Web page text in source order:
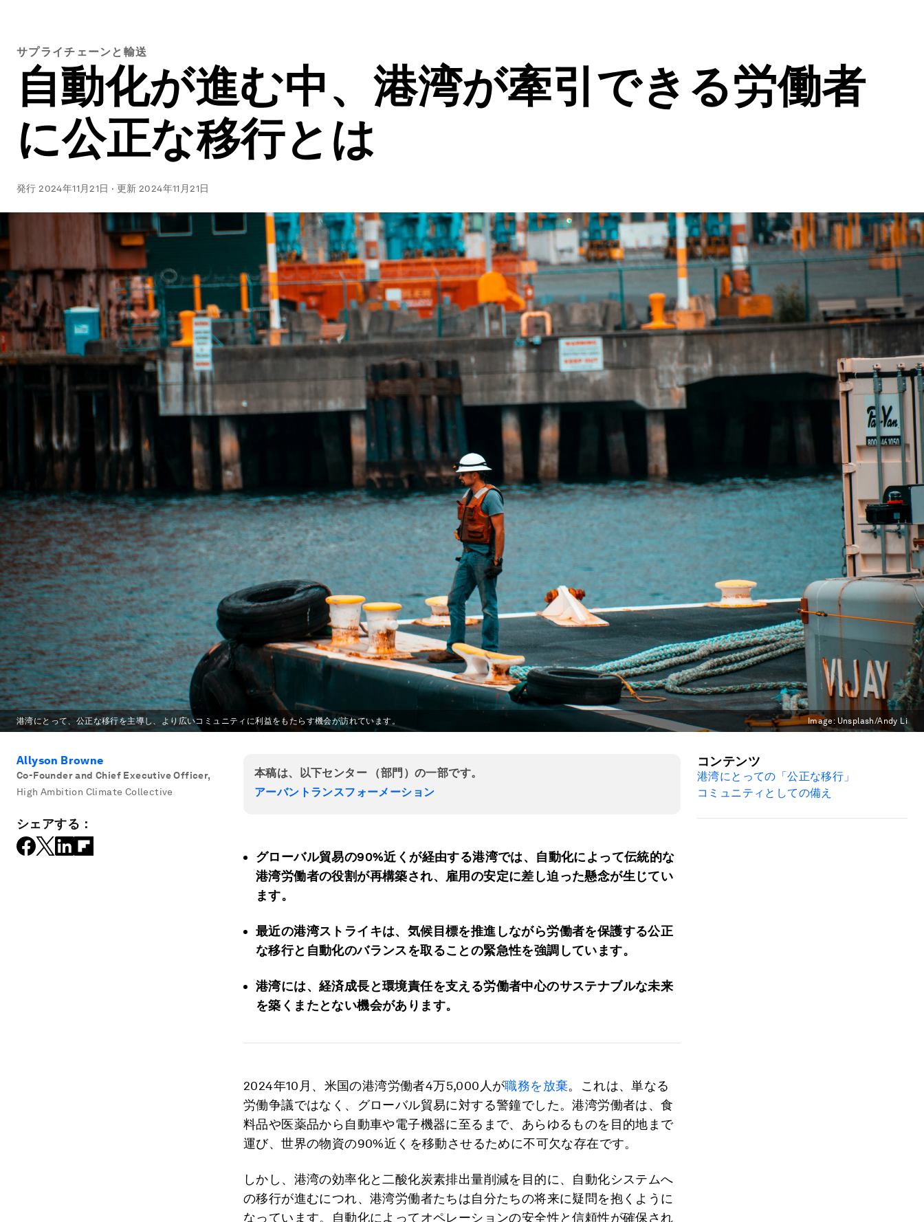
サプライチェーンと輸送
自動化が進む中、港湾が牽引できる労働者
に公正な移行とは
発行2024年11月21日 · 更新2024年11月21日
港湾にとって、公正な移行を主導し、より広いコミュニティに利益をもたらす機会が訪れています。 Image:Unsplash/Andy Li
Allyson Browne
Co-Founder and Chief Executive Officer,
High Ambition Climate Collective
シェアする：
本稿は、以下センター （部門）の一部です。
アーバントランスフォーメーション
グローバル貿易の90%近くが経由する港湾では、自動化によって伝統的な
港湾労働者の役割が再構築され、雇用の安定に差し迫った懸念が生じてい
ます。
最近の港湾ストライキは、気候目標を推進しながら労働者を保護する公正
な移行と自動化のバランスを取ることの緊急性を強調しています。
港湾には、経済成長と環境責任を支える労働者中心のサステナブルな未来
を築くまたとない機会があります。
2024年10月、米国の港湾労働者4万5,000人が職務を放棄。これは、単なる
労働争議ではなく、グローバル貿易に対する警鐘でした。港湾労働者は、食
料品や医薬品から自動車や電子機器に至るまで、あらゆるものを目的地まで
運び、世界の物資の90%近くを移動させるために不可欠な存在です。
しかし、港湾の効率化と二酸化炭素排出量削減を目的に、自動化システムへ
の移行が進むにつれ、港湾労働者たちは自分たちの将来に疑問を抱くように
なっています。自動化によってオペレーションの安全性と信頼性が確保され
コンテンツ
港湾にとっての「公正な移行」
コミュニティとしての備え